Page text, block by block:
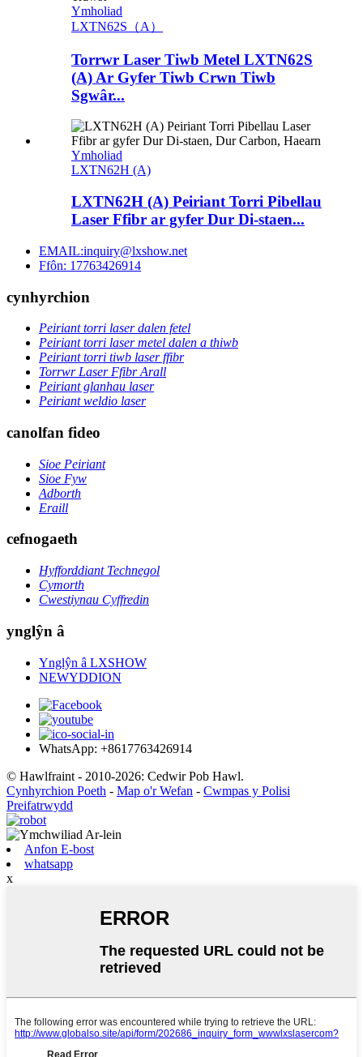
Ymholiad
LXTN62S（A）
Torrwr Laser Tiwb Metel LXTN62S
(A) Ar Gyfer Tiwb Crwn Tiwb
Sgwâr...
Ymholiad
LXTN62H (A)
LXTN62H (A) Peiriant Torri Pibellau
Laser Ffibr ar gyfer Dur Di-staen...
EMAIL:inquiry@lxshow.net
Ffôn: 17763426914
cynhyrchion
Peiriant torri laser dalen fetel
Peiriant torri laser metel dalen a thiwb
Peiriant torri tiwb laser ffibr
Torrwr Laser Ffibr Arall
Peiriant glanhau laser
Peiriant weldio laser
canolfan fideo
Sioe Peiriant
Sioe Fyw
Adborth
Eraill
cefnogaeth
Hyfforddiant Technegol
Cymorth
Cwestiynau Cyffredin
ynglŷn â
Ynglŷn â LXSHOW
NEWYDDION
WhatsApp: +8617763426914
© Hawlfraint - 2010-2026: Cedwir Pob Hawl.
Cynhyrchion Poeth - Map o'r Wefan - Cwmpas y Polisi
Preifatrwydd
Anfon E-bost
whatsapp
x